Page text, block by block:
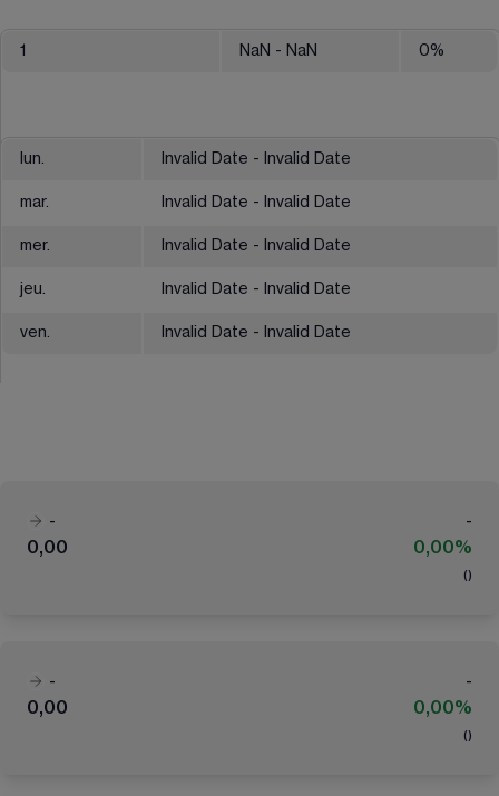
1 NaN - NaN 0%
lun. Invalid Date - Invalid Date
mar. Invalid Date - Invalid Date
mer. Invalid Date - Invalid Date
jeu. Invalid Date - Invalid Date
ven. Invalid Date - Invalid Date
-
-
0,00
0,00%
( )
-
-
0,00
0,00%
( )